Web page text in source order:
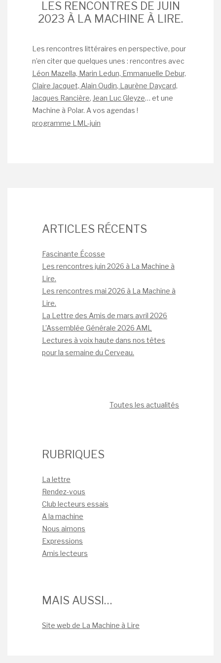
LES RENCONTRES DE JUIN
2023 À LA MACHINE À LIRE.
Les rencontres littéraires en perspective, pour
n’en citer que quelques unes : rencontres avec
Léon Mazella, Marin Ledun, Emmanuelle Debur,
Claire Jacquet, Alain Oudin, Laurène Daycard,
Jacques Rancière, Jean Luc Gleyze… et une
Machine à Polar. A vos agendas !
programme LML-juin
ARTICLES RÉCENTS
Fascinante Écosse
Les rencontres juin 2026 à La Machine à
Lire.
Les rencontres mai 2026 à La Machine à
Lire.
La Lettre des Amis de mars avril 2026
L’Assemblée Générale 2026 AML
Lectures à voix haute dans nos têtes
pour la semaine du Cerveau.
Toutes les actualités
RUBRIQUES
La lettre
Rendez-vous
Club lecteurs essais
A la machine
Nous aimons
Expressions
Amis lecteurs
MAIS AUSSI…
Site web de La Machine à Lire